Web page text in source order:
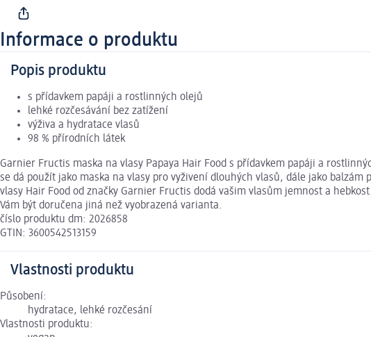
Informace o produktu
Popis produktu
s přídavkem papáji a rostlinných olejů
lehké rozčesávání bez zatížení
výživa a hydratace vlasů
98 % přírodních látek
Garnier Fructis maska na vlasy Papaya Hair Food s přídavkem papáji a
se dá použít jako maska na vlasy pro vyživení dlouhých vlasů, dále jako
vlasy Hair Food od značky Garnier Fructis dodá vašim vlasům jemnost a
Vám být doručena jiná než vyobrazená varianta.
číslo produktu dm: 2026858
GTIN: 3600542513159
Vlastnosti produktu
Působení:
hydratace, lehké rozčesání
Vlastnosti produktu: